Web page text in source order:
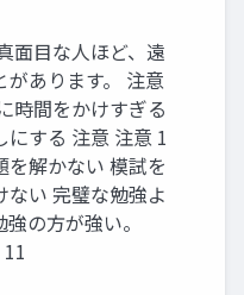
面目な人ほど、遠
あります。 注意
時間をかけすぎる
する 注意 注意 1
解かない 模試を
い 完璧な勉強よ
の方が強い。